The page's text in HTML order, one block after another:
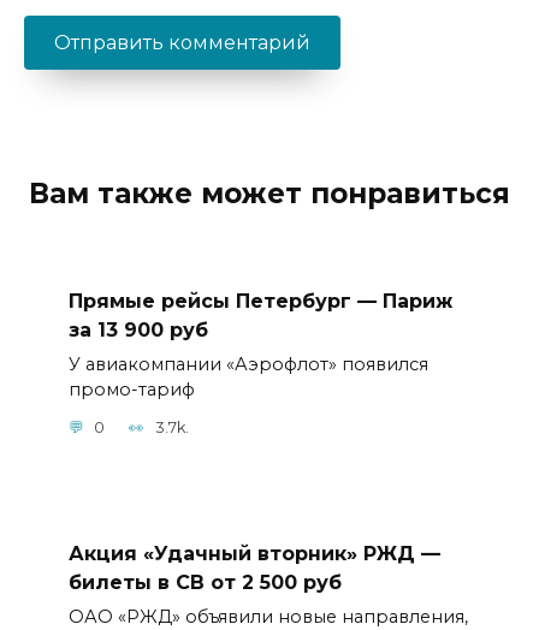
Вам также может понравиться
Прямые рейсы Петербург — Париж
за 13 900 руб
У авиакомпании «Аэрофлот» появился
промо-тариф
0 3.7k.
Акция «Удачный вторник» РЖД —
билеты в СВ от 2 500 руб
ОАО «РЖД» объявили новые направления,